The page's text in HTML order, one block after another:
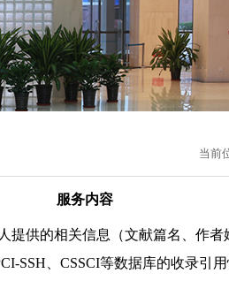
当前
服务内容
提供的相关信息（文献篇名、作
SSH CSSCI等数据库的收录引用